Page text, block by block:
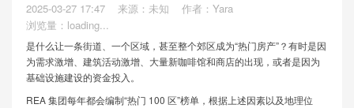
2025-03-27 17:47 来源：未知
作者：Yara
浏览量： loading...
是什么让一条街道、一个区域，甚至整个郊区成为“热门房产”？有时是因
为需求激增、建筑活动激增、大量新咖啡馆和商店的出现，或者是因为
基础设施建设的资金投入。
REA 集团每年都会编制“热门 100 区”榜单，根据上述因素以及地理位